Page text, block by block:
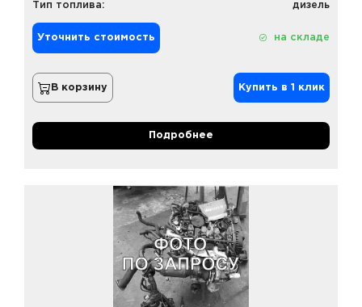
Тип топлива:
дизель
Уточнить стоимость на складе
В корзину Купить в 1 клик
Подробнее